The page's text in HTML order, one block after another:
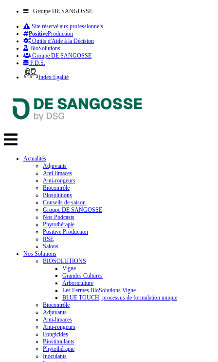
Groupe DE SANGOSSE
Site réservé aux professionnels
PositiveProduction
Outils d'Aide à la Décision
BioSolutions
Groupe DE SANGOSSE
F.D.S.
Index Egalité
Actualités
Adjuvants
Anti-limaces
Anti-rongeurs
Biocontrôle
Biosolutions
Conseils de saison
Groupe DE SANGOSSE
Nos Podcasts
Phytothérapie
Positive Production
RSE
Salons
Nos Solutions
BIOSOLUTIONS
Vigne
Grandes Cultures
Arboriculture
Les Fermes BioSolutions Vigne
BLUE TOUCH, processus de formulation unique
Biocontrôle
Adjuvants
Anti-limaces
Anti-rongeurs
Fongicides
Biostimulants
Phytothérapie
Inoculants